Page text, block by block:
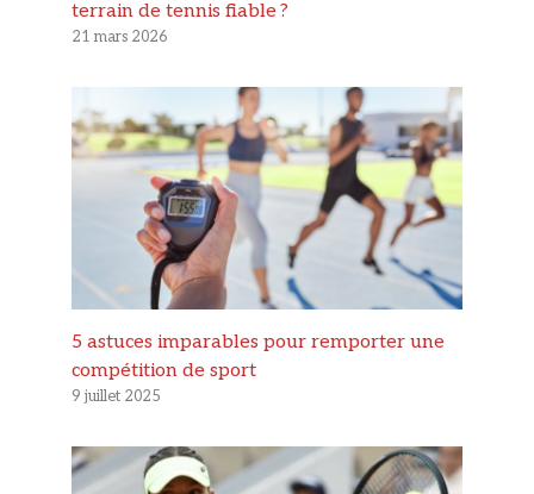
terrain de tennis fiable ?
21 mars 2026
5 astuces imparables pour remporter une
compétition de sport
9 juillet 2025